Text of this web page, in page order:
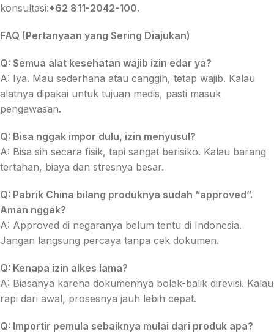
konsultasi:+62 811-2042-100.
FAQ (Pertanyaan yang Sering Diajukan)
Q: Semua alat kesehatan wajib izin edar ya?
A: Iya. Mau sederhana atau canggih, tetap wajib. Kalau
alatnya dipakai untuk tujuan medis, pasti masuk
pengawasan.
Q: Bisa nggak impor dulu, izin menyusul?
A: Bisa sih secara fisik, tapi sangat berisiko. Kalau barang
tertahan, biaya dan stresnya besar.
Q: Pabrik China bilang produknya sudah “approved”.
Aman nggak?
A: Approved di negaranya belum tentu di Indonesia.
Jangan langsung percaya tanpa cek dokumen.
Q: Kenapa izin alkes lama?
A: Biasanya karena dokumennya bolak-balik direvisi. Kalau
rapi dari awal, prosesnya jauh lebih cepat.
Q: Importir pemula sebaiknya mulai dari produk apa?